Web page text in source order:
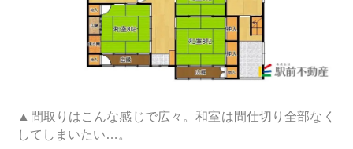
▲間取りはこんな感じで広々。和室は間仕切り全部なく
してしまいたい…。